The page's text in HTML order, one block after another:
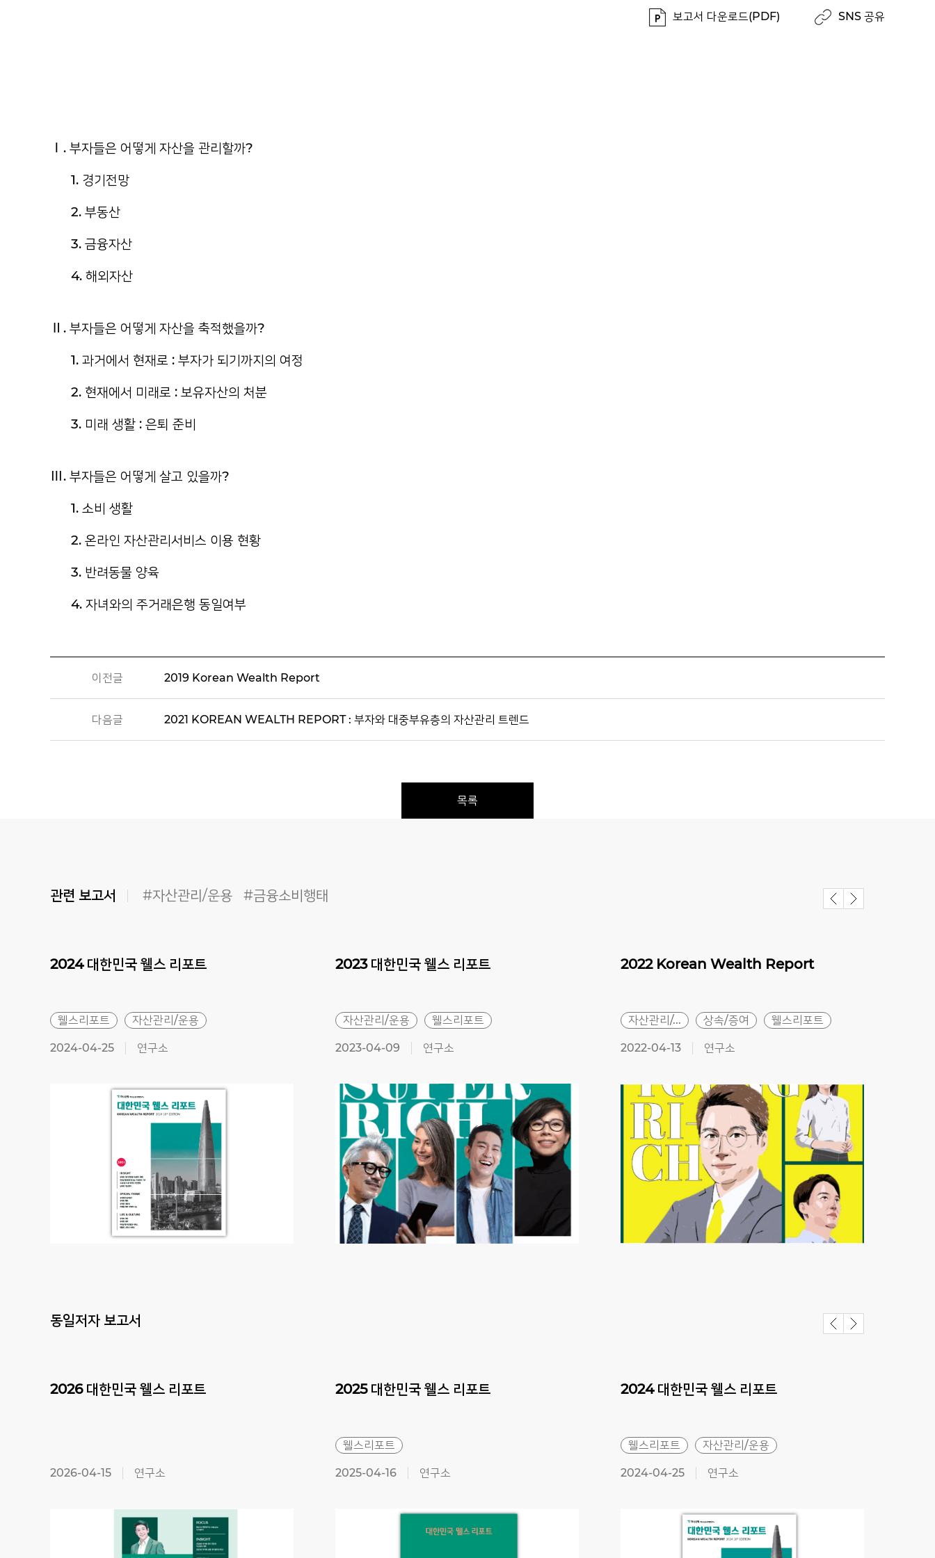
보고서 다운로드(PDF) SNS 공유
Ⅰ. 부자들은 어떻게 자산을 관리할까?
1. 경기전망
2. 부동산
3. 금융자산
4. 해외자산
Ⅱ. 부자들은 어떻게 자산을 축적했을까?
1. 과거에서 현재로 : 부자가 되기까지의 여정
2. 현재에서 미래로 : 보유자산의 처분
3. 미래 생활 : 은퇴 준비
Ⅲ. 부자들은 어떻게 살고 있을까?
1. 소비 생활
2. 온라인 자산관리서비스 이용 현황
3. 반려동물 양육
4. 자녀와의 주거래은행 동일여부
이전글 2019 Korean Wealth Report
다음글 2021 KOREAN WEALTH REPORT : 부자와 대중부유층의 자산관리 트렌드
목록
관련 보고서 #자산관리/운용 #금융소비행태
2024 대한민국 웰스 리포트
웰스리포트 자산관리/운용
2024-04-25 연구소
2023 대한민국 웰스 리포트
자산관리/운용 웰스리포트
2023-04-09 연구소
2022 Korean Wealth Report
자산관리/... 상속/증여 웰스리포트
2022-04-13 연구소
동일저자 보고서
2026 대한민국 웰스 리포트
2026-04-15 연구소
2025 대한민국 웰스 리포트
웰스리포트
2025-04-16 연구소
2024 대한민국 웰스 리포트
웰스리포트 자산관리/운용
2024-04-25 연구소